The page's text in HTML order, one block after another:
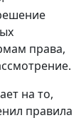
права,
на то,
правила